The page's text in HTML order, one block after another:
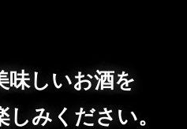
味しいお酒を
みください。